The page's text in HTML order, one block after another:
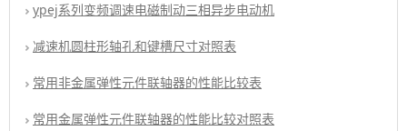
ypej系列变频调速电磁制动三相异步电动机
减速机圆柱形轴孔和键槽尺寸对照表
常用非金属弹性元件联轴器的性能比较表
常用金属弹性元件联轴器的性能比较对照表